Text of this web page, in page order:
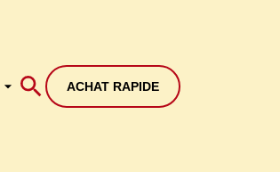
ACHAT RAPIDE